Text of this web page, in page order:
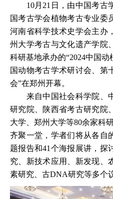
10月21日，由中国考古
国考古学会植物考古专业委
河南省科学技术史学会主办
州大学考古与文化遗产学院
科研基地承办的“2024中国
国动物考古学术研讨会、第
会”在郑州开幕。
来自中国社会科学院、
研究院、陕西省考古研究院
大学、郑州大学等80余家科
齐聚一堂，学者们将从各自
题报告和41个海报展讲，探
究、新技术应用、新发现、
素研究、古DNA研究等多个